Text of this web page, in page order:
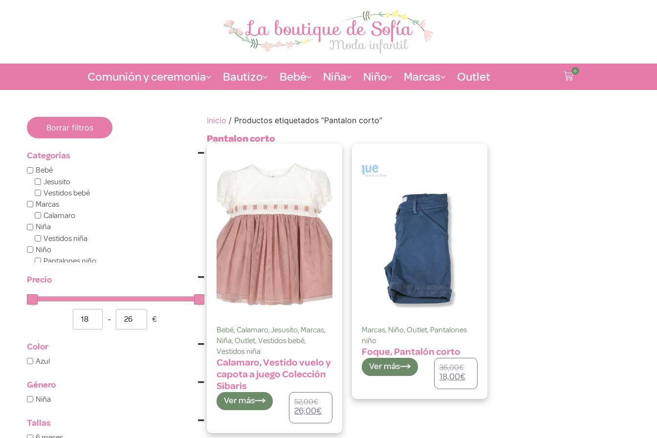
Comunión y ceremonia Bautizo Bebé Niña Niño Marcas Outlet 0
Borrar filtros
Categorías
Bebé
Jesusito
Vestidos bebé
Marcas
Calamaro
Niña
Vestidos niña
Niño
Pantalones niño
Precio
Minimum Price
- Maximum Price
€
Color
Azul
Género
Niña
Tallas
Inicio / Productos etiquetados “Pantalon corto”
Pantalon corto
Bebé,Calamaro,Jesusito, Marcas,
Niña,Outlet,Vestidos bebé,
Vestidos niña
Calamaro, Vestido vuelo y
capota a juego Colección
Sibaris
Ver más 52,00€
26,00€
Marcas, Niño,Outlet, Pantalones
niño
Foque, Pantalón corto
Ver más 36,00€
18,00€